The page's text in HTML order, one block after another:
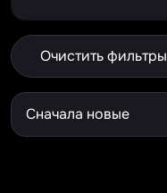
Очистить фильтры